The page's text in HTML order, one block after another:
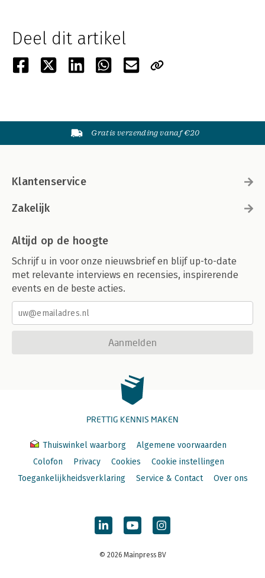
Deel dit artikel
Gratis verzending vanaf €20
Klantenservice
Zakelijk
Altijd op de hoogte
Schrijf u in voor onze nieuwsbrief en blijf up-to-date
met relevante interviews en recensies, inspirerende
events en de beste acties.
Aanmelden
PRETTIG KENNIS MAKEN
Thuiswinkel waarborg
Algemene voorwaarden
Colofon
Privacy Cookies
Cookie instellingen
Toegankelijkheidsverklaring
Service & Contact Over ons
© 2026 Mainpress BV